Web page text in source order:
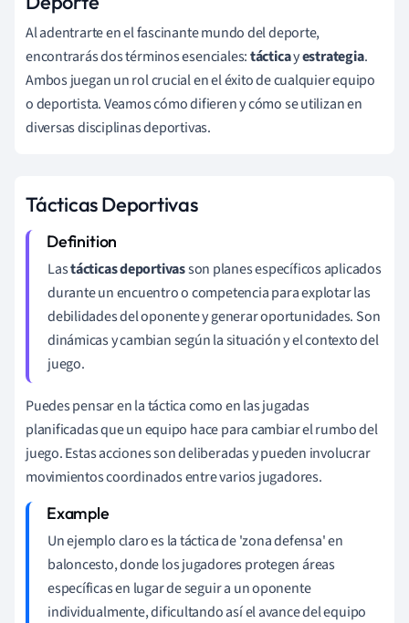
Al adentrarte en el fascinante mundo del deporte,
encontrarás dos términos esenciales:tácticayestrategia.
Ambos juegan un rol crucial en el éxito de cualquier equipo
o deportista. Veamos cómo difieren y cómo se utilizan en
diversas disciplinas deportivas.
Tácticas Deportivas
Lastácticas deportivasson planes específicos aplicados
durante un encuentro o competencia para explotar las
debilidades del oponente y generar oportunidades. Son
dinámicas y cambian según la situación y el contexto del
juego.
Puedes pensar en la táctica como en las jugadas
planificadas que un equipo hace para cambiar el rumbo del
juego. Estas acciones son deliberadas y pueden involucrar
movimientos coordinados entre varios jugadores.
Un ejemplo claro es la táctica de 'zona defensa' en
baloncesto, donde los jugadores protegen áreas
específicas en lugar de seguir a un oponente
individualmente, dificultando así el avance del equipo